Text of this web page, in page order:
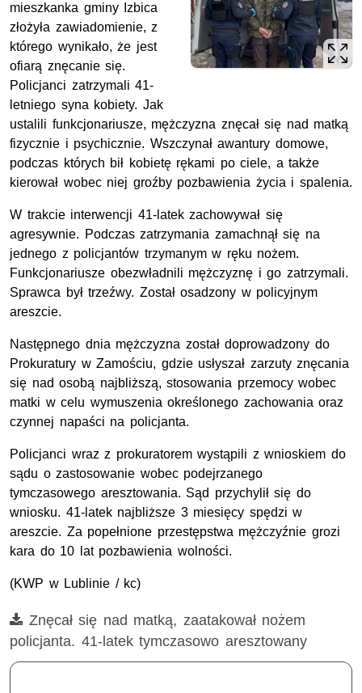
mieszkanka gminy Izbica
złożyła zawiadomienie, z
którego wynikało, że jest
ofiarą znęcanie się.
Policjanci zatrzymali 41-
letniego syna kobiety. Jak
ustalili funkcjonariusze, mężczyzna znęcał się nad matką
fizycznie i psychicznie. Wszczynał awantury domowe,
podczas których bił kobietę rękami po ciele, a także
kierował wobec niej groźby pozbawienia życia i spalenia.
W trakcie interwencji 41-latek zachowywał się
agresywnie. Podczas zatrzymania zamachnął się na
jednego z policjantów trzymanym w ręku nożem.
Funkcjonariusze obezwładnili mężczyznę i go zatrzymali.
Sprawca był trzeźwy. Został osadzony w policyjnym
areszcie.
Następnego dnia mężczyzna został doprowadzony do
Prokuratury w Zamościu, gdzie usłyszał zarzuty znęcania
się nad osobą najbliższą, stosowania przemocy wobec
matki w celu wymuszenia określonego zachowania oraz
czynnej napaści na policjanta.
Policjanci wraz z prokuratorem wystąpili z wnioskiem do
sądu o zastosowanie wobec podejrzanego
tymczasowego aresztowania. Sąd przychylił się do
wniosku. 41-latek najbliższe 3 miesięcy spędzi w
areszcie. Za popełnione przestępstwa mężczyźnie grozi
kara do 10 lat pozbawienia wolności.
(KWP w Lublinie / kc)
Film
Znęcał się nad matką, zaatakował nożem
policjanta. 41-latek tymczasowo aresztowany